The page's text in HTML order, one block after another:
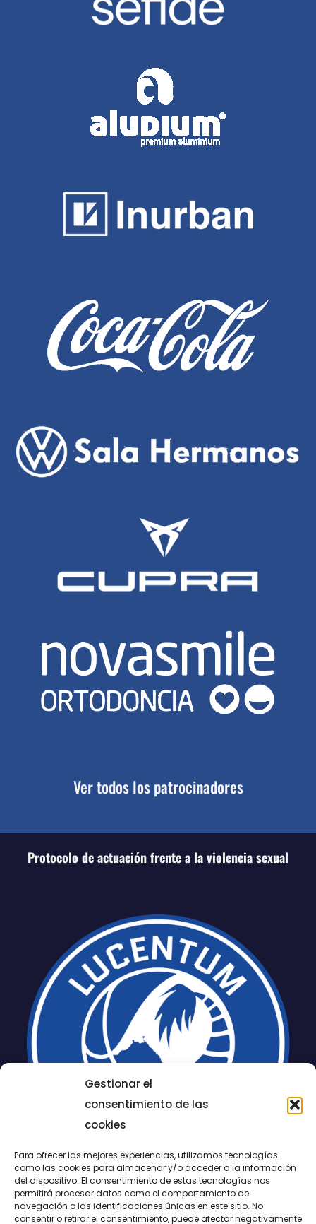
Gestionar el
consentimiento de las
cookies
Para ofrecer las mejores experiencias, utilizamos tecnologías
como las cookies para almacenar y/o acceder a la información
del dispositivo. El consentimiento de estas tecnologías nos
permitirá procesar datos como el comportamiento de
navegación o las identificaciones únicas en este sitio. No
consentir o retirar el consentimiento, puede afectar negativamente
Ver todos los patrocinadores
Protocolo de actuación frente a la violencia sexual
LUCENTUM